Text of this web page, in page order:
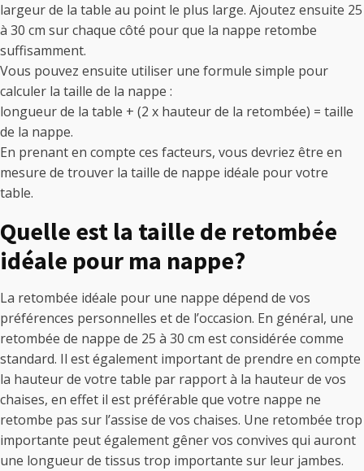
largeur de la table au point le plus large. Ajoutez ensuite 25
à 30 cm sur chaque côté pour que la nappe retombe
suffisamment.
Vous pouvez ensuite utiliser une formule simple pour
calculer la taille de la nappe :
longueur de la table + (2 x hauteur de la retombée) = taille
de la nappe.
En prenant en compte ces facteurs, vous devriez être en
mesure de trouver la taille de nappe idéale pour votre
table.
Quelle est la taille de retombée
idéale pour ma nappe?
La retombée idéale pour une nappe dépend de vos
préférences personnelles et de l’occasion. En général, une
retombée de nappe de 25 à 30 cm est considérée comme
standard. Il est également important de prendre en compte
la hauteur de votre table par rapport à la hauteur de vos
chaises, en effet il est préférable que votre nappe ne
retombe pas sur l’assise de vos chaises. Une retombée trop
importante peut également gêner vos convives qui auront
une longueur de tissus trop importante sur leur jambes.